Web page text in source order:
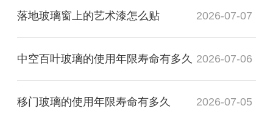
落地玻璃窗上的艺术漆怎么贴 2026-07-07
中空百叶玻璃的使用年限寿命有多久 2026-07-06
移门玻璃的使用年限寿命有多久 2026-07-05